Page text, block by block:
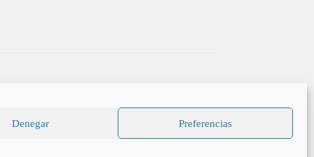
Denegar Preferencias